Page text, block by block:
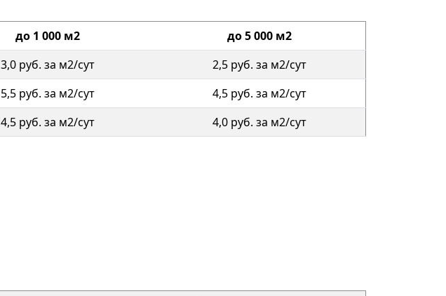
до 1 000 м2
до 5 000 м2
3,0 руб. за м2/сут
2,5 руб. за м2/сут
5,5 руб. за м2/сут
4,5 руб. за м2/сут
4,5 руб. за м2/сут 4,0 руб. за м2/сут